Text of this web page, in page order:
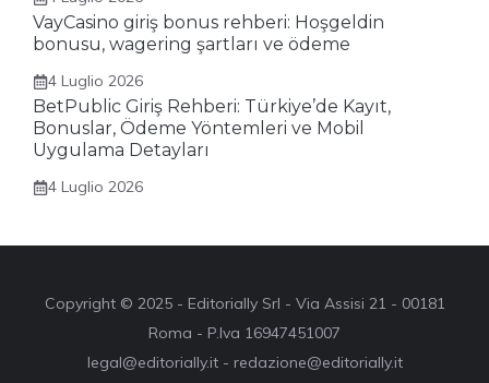
VayCasino giriş bonus rehberi: Hoşgeldin
bonusu, wagering şartları ve ödeme
4 Luglio 2026
BetPublic Giriş Rehberi: Türkiye’de Kayıt,
Bonuslar, Ödeme Yöntemleri ve Mobil
Uygulama Detayları
4 Luglio 2026
Copyright © 2025 - Editorially Srl - Via Assisi 21 - 00181
Roma - P.Iva 16947451007
legal@editorially.it - redazione@editorially.it